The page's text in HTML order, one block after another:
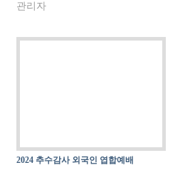
관리자
2024 추수감사 외국인 엽합예배